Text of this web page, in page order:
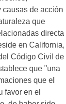
de acción
que
directa
en California,
Código Civil de
que "una
que el
favor en el